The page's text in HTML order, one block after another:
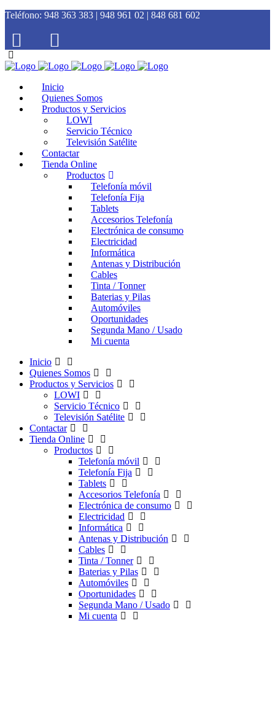
Teléfono: 948 363 383 | 948 961 02 | 848 681 602
Inicio
Quienes Somos
Productos y Servicios
LOWI
Servicio Técnico
Televisión Satélite
Contactar
Tienda Online
Productos
Telefonía móvil
Telefonía Fija
Tablets
Accesorios Telefonía
Electrónica de consumo
Electricidad
Informática
Antenas y Distribución
Cables
Tinta / Tonner
Baterias y Pilas
Automóviles
Oportunidades
Segunda Mano / Usado
Mi cuenta
Inicio
Quienes Somos
Productos y Servicios
LOWI
Servicio Técnico
Televisión Satélite
Contactar
Tienda Online
Productos
Telefonía móvil
Telefonía Fija
Tablets
Accesorios Telefonía
Electrónica de consumo
Electricidad
Informática
Antenas y Distribución
Cables
Tinta / Tonner
Baterias y Pilas
Automóviles
Oportunidades
Segunda Mano / Usado
Mi cuenta